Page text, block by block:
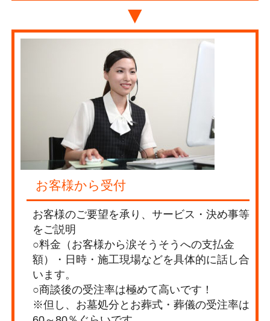
▼
お客様から受付
お客様のご要望を承り、サービス・決め事等
をご説明
○料金（お客様から涙そうそうへの支払金
額）・日時・施工現場などを具体的に話し合
います。
○商談後の受注率は極めて高いです！
※但し、お墓処分とお葬式・葬儀の受注率は